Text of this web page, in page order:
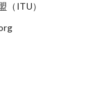
（ITU）